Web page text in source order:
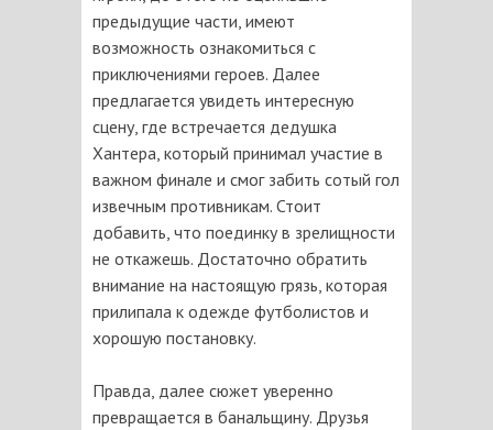
предыдущие части, имеют
возможность ознакомиться с
приключениями героев. Далее
предлагается увидеть интересную
сцену, где встречается дедушка
Хантера, который принимал участие в
важном финале и смог забить сотый гол
извечным противникам. Стоит
добавить, что поединку в зрелищности
не откажешь. Достаточно обратить
внимание на настоящую грязь, которая
прилипала к одежде футболистов и
хорошую постановку.
Правда, далее сюжет уверенно
превращается в банальщину. Друзья